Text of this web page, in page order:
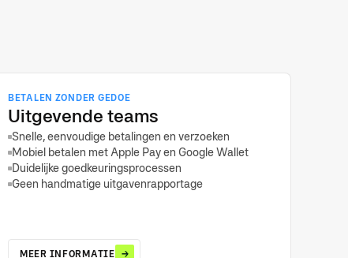
BETALEN ZONDER GEDOE
Uitgevende teams
Snelle, eenvoudige betalingen en verzoeken
Mobiel betalen met Apple Pay en Google Wallet
Duidelijke goedkeuringsprocessen
Geen handmatige uitgavenrapportage
MEER INFORMATIE